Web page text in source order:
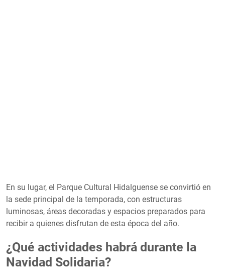
En su lugar, el Parque Cultural Hidalguense se convirtió en
la sede principal de la temporada, con estructuras
luminosas, áreas decoradas y espacios preparados para
recibir a quienes disfrutan de esta época del año.
¿Qué actividades habrá durante la
Navidad Solidaria?